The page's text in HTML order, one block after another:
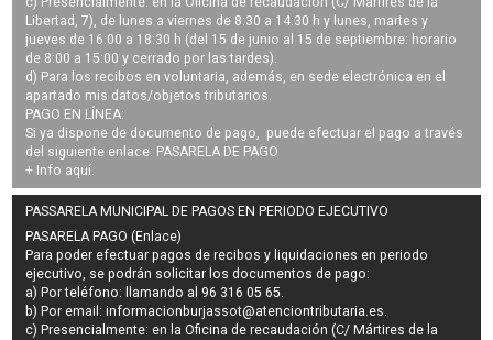
Libertad, 7), de lunes a viernes de 8:30 a 14:30 h y lunes, martes y
jueves de 16:00 a 18:30 h (del 15 de junio al 15 de septiembre: horario
de 8:00 a 15:00 y cerrado por las tardes).
d) Para los recibos en voluntaria, además, en sede electrónica en el
apartado mis datos/objetos tributarios.
PAGO EN LÍNEA:
Si ya dispone de documento de pago, puede efectuar el pago a través
del siguiente enlace: PASARELA DE PAGO
+ Info aquí.
PASSARELA MUNICIPAL DE PAGOS EN PERIODO EJECUTIVO
PASARELA PAGO (Enlace)
Para poder efectuar pagos derecibos y liquidaciones en periodo
ejecutivo, se podrán solicitar los documentos de pago:
a) Por teléfono: llamando al 96 316 05 65.
b) Por email:informacionburjassot@atenciontributaria.es.
c) Presencialmente: en la Oficina de recaudación (C/ Mártires de la